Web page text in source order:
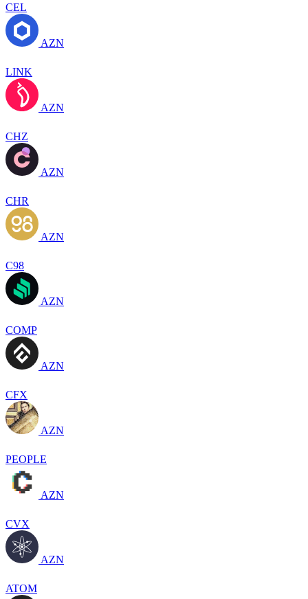
CEL
AZN
LINK
AZN
CHZ
AZN
CHR
AZN
C98
AZN
COMP
AZN
CFX
AZN
PEOPLE
AZN
CVX
AZN
ATOM